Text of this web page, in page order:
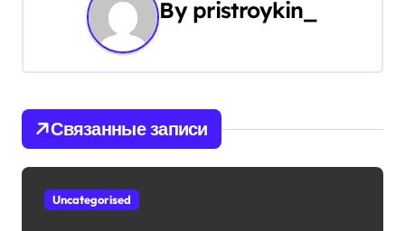
и
я
п
о
By pristroykin_
Связанные записи
Uncategorised